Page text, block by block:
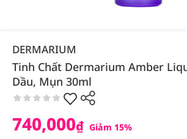
DERMARIUM
Tinh Chất Dermarium Amber
Dầu, Mụn 30ml
740,000₫ Giảm 15%